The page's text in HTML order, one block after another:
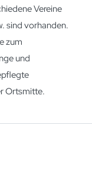
Vereine
sind vorhanden.
zum
und
Ortsmitte.